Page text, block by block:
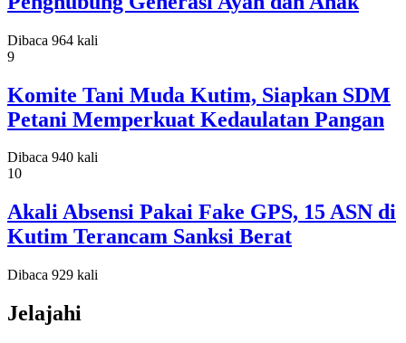
Dibaca 964 kali
9
Komite Tani Muda Kutim, Siapkan SDM
Petani Memperkuat Kedaulatan Pangan
Dibaca 940 kali
10
Akali Absensi Pakai Fake GPS, 15 ASN di
Kutim Terancam Sanksi Berat
Dibaca 929 kali
Jelajahi